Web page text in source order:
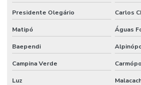
Presidente Olegário Carlos
Matipó Águas
Baependi
Campina Verde
Luz